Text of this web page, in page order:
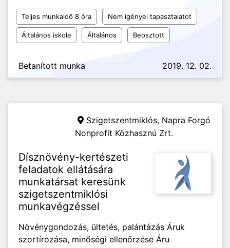
Teljes munkaidő 8 óra Nem igényel tapasztalatot
Általános iskola Általános Beosztott
Betanított munka 2019. 12. 02.
Szigetszentmiklós, Napra Forgó
Nonprofit Közhasznú Zrt.
Dísznövény-kertészeti
feladatok ellátására
munkatársat keresünk
szigetszentmiklósi
munkavégzéssel
Növénygondozás, ültetés, palántázás Áruk
szortírozása, minőségi ellenőrzése Áru